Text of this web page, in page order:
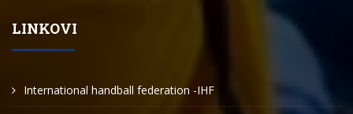
LINKOVI
International handball federation -IHF